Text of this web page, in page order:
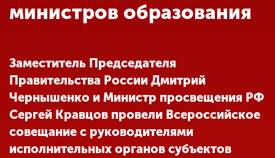
Наука
Международная
деятельность
Другие виды
деятельности
министров образования
Заместитель Председателя
Правительства России Дмитрий
Чернышенко и Министр просвещения РФ
Сергей Кравцов провели Всероссийское
совещание с руководителями
исполнительных органов субъектов